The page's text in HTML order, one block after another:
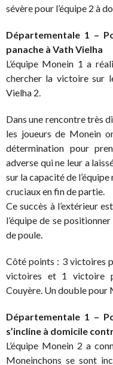
sévère pour l’équipe 2 à
Départementale 1 –
panache à Vath Vielha
L’équipe Monein 1 a
chercher la victoire sur
Vielha 2.
Dans une rencontre très
les joueurs de Monein
détermination pour
adverse qui ne leur a
sur la capacité de
cruciaux en fin de partie.
Ce succès à l’extérieur
l’équipe de se
de poule.
Côté points : 3 victoires
victoires et 1 victoire
Couyère. Un double pour
Départementale 1 –
s’incline à domicile
L’équipe Monein 2 a
Moneinchons se sont